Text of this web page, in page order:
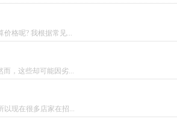
格呢? 我根据常见...
，这些却可能因劣...
以现在很多店家在招...